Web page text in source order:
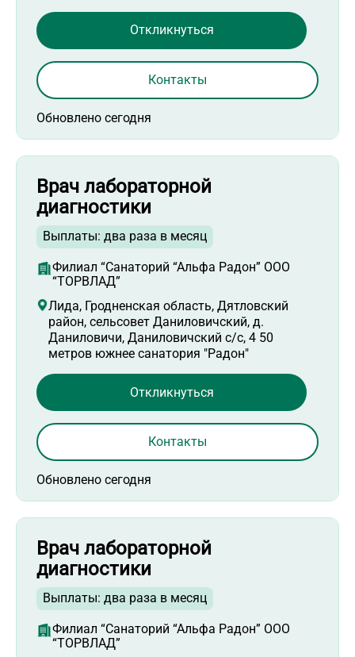
Обновлено сегодня
Откликнуться
Контакты
Врач лабораторной
диагностики
Выплаты: два раза в месяц
Филиал “Санаторий “Альфа Радон” ООО
“ТОРВЛАД”
Лида, Гродненская область, Дятловский
район, сельсовет Даниловичский, д.
Даниловичи, Даниловичский с/с, 4 50
метров южнее санатория "Радон"
Обновлено сегодня
Откликнуться
Контакты
Врач лабораторной
диагностики
Выплаты: два раза в месяц
Филиал “Санаторий “Альфа Радон” ООО
“ТОРВЛАД”